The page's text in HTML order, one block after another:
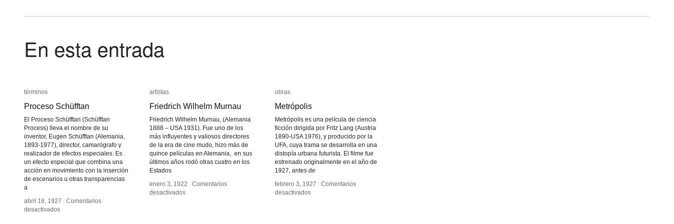
En esta entrada
términos
Proceso Schüfftan
El Proceso Schüfftan (Schüfftan
Process) lleva el nombre de su
inventor, Eugen Schüfftan (Alemania,
1893-1977), director, camarógrafo y
realizador de efectos especiales. Es
un efecto especial que combina una
acción en movimiento con la inserción
de escenarios u otras transparencias
a
abril 18, 1927 / Comentarios
desactivadosen
términos
Proceso Schüfftan
abril 18, 1927 / Comentarios
desactivadosen
artistas
Friedrich Wilhelm Murnau
Friedrich Wilhelm Murnau, (Alemania
1888 – USA 1931). Fue uno de los
más influyentes y valiosos directores
de la era de cine mudo, hizo más de
quince películas en Alemania, en sus
últimos años rodó otras cuatro en los
Estados
enero 3, 1922 / Comentarios
desactivadosen
artistas
Friedrich Wilhelm Murnau
enero 3, 1922 / Comentarios
desactivadosen
obras
Metrópolis
Metrópolis es una película de ciencia
ficción dirigida por Fritz Lang (Austria
1890-USA 1976), y producido por la
UFA, cuya trama se desarrolla en una
distopía urbana futurista. El filme fue
estrenado originalmente en el año de
1927, antes de
febrero 3, 1927 / Comentarios
desactivadosen
obras
Metrópolis
febrero 3, 1927 / Comentarios
desactivadosen